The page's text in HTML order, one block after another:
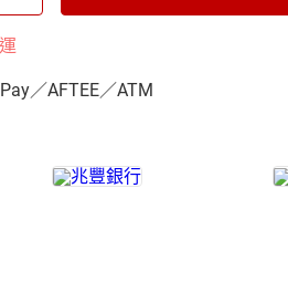
／AFTEE／ATM